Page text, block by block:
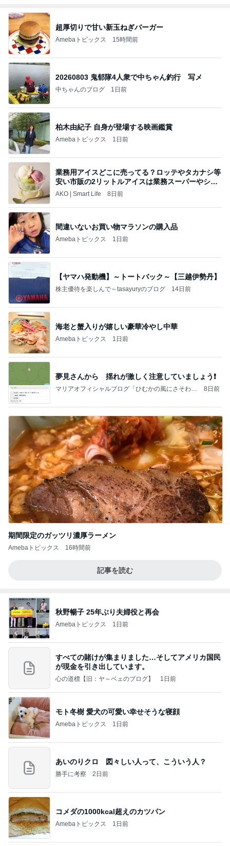
超厚切りで甘い新玉ねぎバーガー
Amebaトピックス 15時間前
20260803 鬼郁隊4人衆で中ちゃん釣行 写メ
中ちゃんのブログ 1日前
柏木由紀子 自身が登場する映画鑑賞
Amebaトピックス 1日前
業務用アイスどこに売ってる？ロッテやタカナシ等
安い市販の2リットルアイスは業務スーパーやシャ
トレ
AKO | Smart Life 8日前
間違いないお買い物マラソンの購入品
Amebaトピックス 1日前
【ヤマハ発動機】～トートバック～【三越伊勢丹】
株主優待を楽しんで～tasayuryのブログ 14日前
海老と蟹入りが嬉しい豪華冷やし中華
Amebaトピックス 1日前
夢見さんから 揺れが激しく注意していましょう❗️
マリアオフィシャルブログ「ひむかの風にさそわれ
8日前
期間限定のガッツリ濃厚ラーメン
Amebaトピックス 16時間前
記事を読む
秋野暢子 25年ぶり夫婦役と再会
Amebaトピックス 1日前
すべての賭けが集まりました…そしてアメリカ国民
が現金を引き出しています。
心の道標【旧：ヤ～ベェのブログ】 1日前
モト冬樹 愛犬の可愛い幸せそうな寝顔
Amebaトピックス 1日前
あいのりクロ 図々しい人って、こういう人？
勝手に考察 2日前
コメダの1000kcal超えのカツパン
Amebaトピックス 1日前